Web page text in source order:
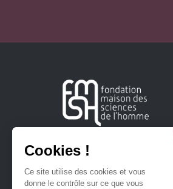
Créée en 1963, la Fondation
soutient la recherche et la